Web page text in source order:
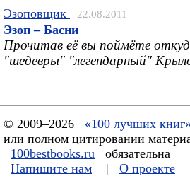
Эзоповщик 22.08.2011
Эзоп – Басни
Прочитав её вы поймёте
"шедевры" "легендарный"
© 2009–2026 «100 лучших книг»
или полном цитировании
100bestbooks.ru
обязательна
Напишите нам
| О проекте